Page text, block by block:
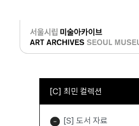
로그인
[C] 최민 컬렉션
[S] 도서 자료